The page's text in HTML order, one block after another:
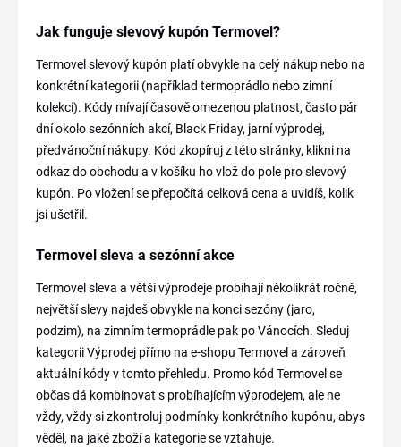
Jak funguje slevový kupón Termovel?
Termovel slevový kupón platí obvykle na celý nákup nebo na
konkrétní kategorii (například termoprádlo nebo zimní
kolekci). Kódy mívají časově omezenou platnost, často pár
dní okolo sezónních akcí, Black Friday, jarní výprodej,
předvánoční nákupy. Kód zkopíruj z této stránky, klikni na
odkaz do obchodu a v košíku ho vlož do pole pro slevový
kupón. Po vložení se přepočítá celková cena a uvidíš, kolik
jsi ušetřil.
Termovel sleva a sezónní akce
Termovel sleva a větší výprodeje probíhají několikrát ročně,
největší slevy najdeš obvykle na konci sezóny (jaro,
podzim), na zimním termoprádle pak po Vánocích. Sleduj
kategorii Výprodej přímo na e-shopu Termovel a zároveň
aktuální kódy v tomto přehledu. Promo kód Termovel se
občas dá kombinovat s probíhajícím výprodejem, ale ne
vždy, vždy si zkontroluj podmínky konkrétního kupónu, abys
věděl, na jaké zboží a kategorie se vztahuje.